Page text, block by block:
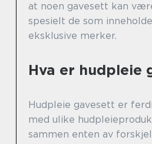
at noen gavesett kan
spesielt de som
eksklusive merker.
Hva er hudpleie
Hudpleie gavesett er
med ulike
sammen enten av